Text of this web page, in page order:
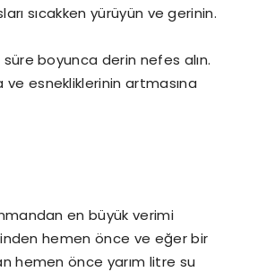
sıcakken yürüyün ve gerinin.
boyunca derin nefes alın.
ve esnekliklerinin artmasına
en büyük verimi
hemen önce ve eğer bir
hemen önce yarım litre su